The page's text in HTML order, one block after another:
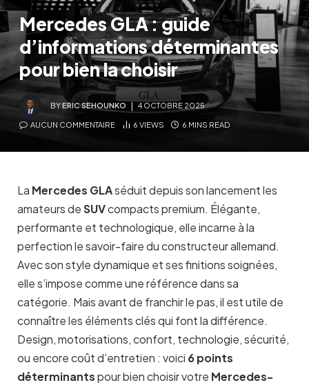
Mercedes GLA : guide
d’informations déterminantes
pour bien la choisir
BYERIC SEHOUNKO 4 OCTOBRE 2025
AUCUN COMMENTAIRE 6 VIEWS 6 MINS READ
La Mercedes GLAséduit depuis son lancement les
amateurs deSUVcompacts premium. Élégante,
performante et technologique, elle incarne à la
perfection le savoir-faire du constructeur allemand.
Avec son style dynamique et ses finitions soignées,
elle s’impose comme une référence dans sa
catégorie. Mais avant de franchir le pas, il est utile de
connaître les éléments clés qui font la différence.
Design, motorisations, confort, technologie, sécurité,
ou encore coût d’entretien : voici 6 points
déterminantspour bien choisir votre Mercedes-